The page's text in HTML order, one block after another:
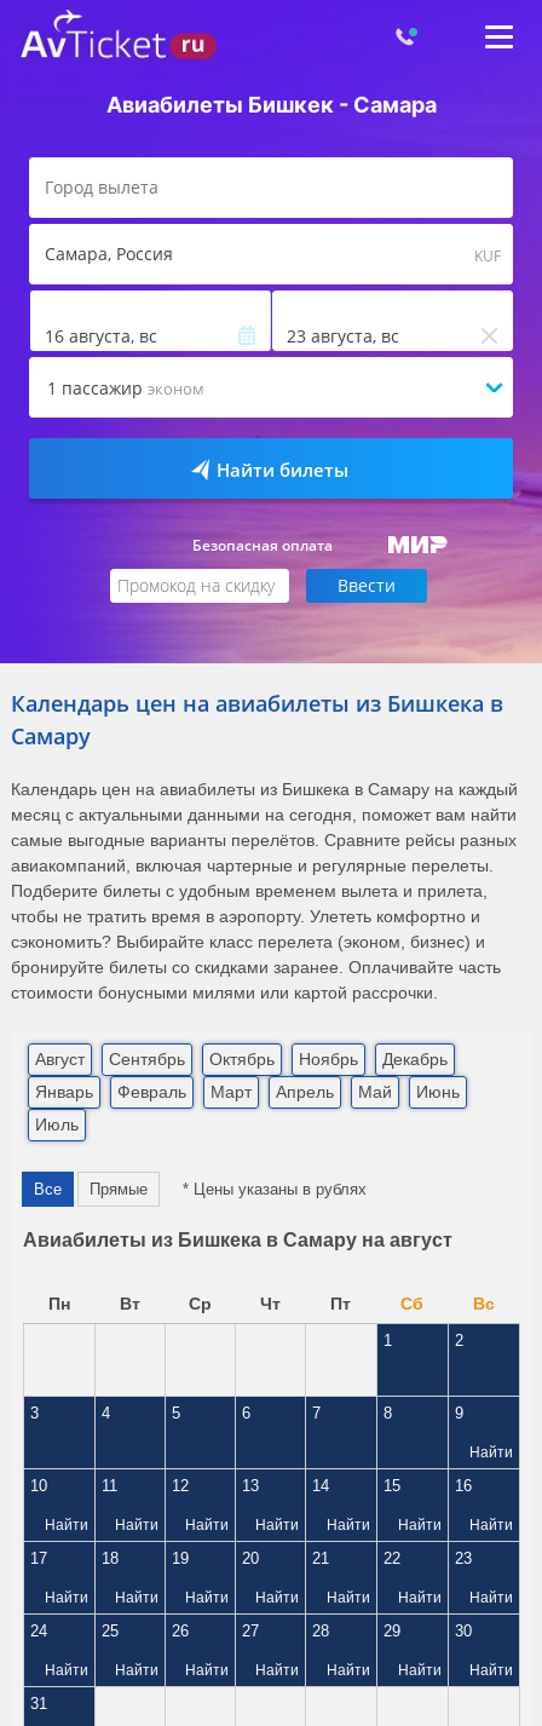
Авиабилеты Бишкек - Самара
Самара, Россия KUF
16 августа, вс 23 августа, вс
1 пассажир эконом
Найти билеты
Безопасная оплата
Календарь цен на авиабилеты из Бишкека в
Самару
Календарь цен на авиабилеты из Бишкека в Самару на каждый
месяц с актуальными данными на сегодня, поможет вам найти
самые выгодные варианты перелётов. Сравните рейсы разных
авиакомпаний, включая чартерные и регулярные перелеты.
Подберите билеты с удобным временем вылета и прилета,
чтобы не тратить время в аэропорту. Улететь комфортно и
сэкономить? Выбирайте класс перелета (эконом, бизнес) и
бронируйте билеты со скидками заранее. Оплачивайте часть
стоимости бонусными милями или картой рассрочки.
Август Сентябрь Октябрь Ноябрь
Декабрь
Январь
Февраль Март Апрель Май
Июнь
Июль
Все Прямые * Цены указаны в рублях
Авиабилеты из Бишкека в Самару на август
Пн Вт Ср Чт Пт Сб Вс
1 2
3 4 5 6 7 8 9
Найти
10
Найти
11
Найти
12
Найти
13
Найти
14
Найти
15
Найти
16
Найти
17
Найти
18
Найти
19
Найти
20
Найти
21
Найти
22
Найти
23
Найти
24
Найти
25
Найти
26
Найти
27
Найти
28
Найти
29
Найти
30
Найти
31